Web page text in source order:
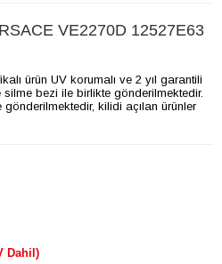
VE2270D 12527E63
ürün UV korumalı ve 2 yıl garantili
bezi ile birlikte gönderilmektedir.
kilidi açılan ürünler
Dahil)